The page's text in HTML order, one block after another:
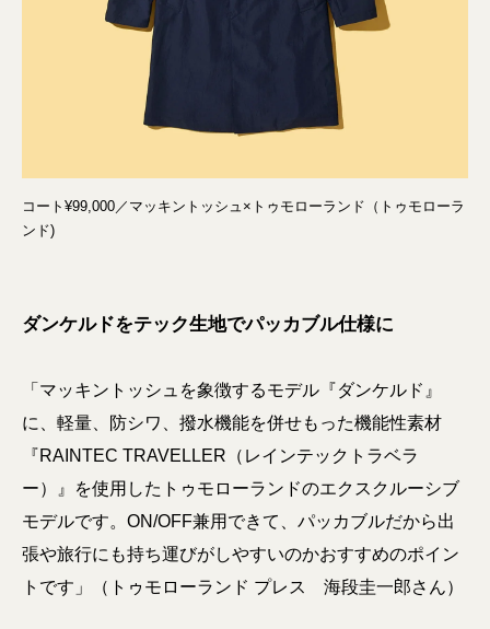
コート¥99,000／マッキントッシュ×トゥモローランド（トゥモローラ
ンド)
ダンケルドをテック生地でパッカブル仕様に
「マッキントッシュを象徴するモデル『ダンケルド』
に、軽量、防シワ、撥水機能を併せもった機能性素材
『RAINTEC TRAVELLER（レインテックトラベラ
ー）』を使用したトゥモローランドのエクスクルーシブ
モデルです。ON/OFF兼用できて、パッカブルだから出
張や旅行にも持ち運びがしやすいのかおすすめのポイン
トです」（トゥモローランド プレス 海段圭一郎さん）